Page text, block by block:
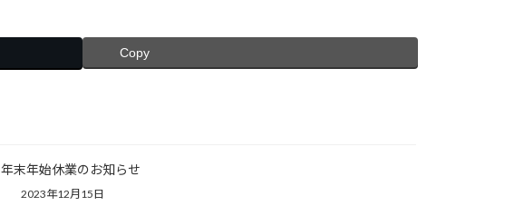
Copy
年末年始休業のお知らせ
2023年12月15日